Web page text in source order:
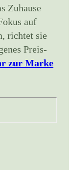
Zuhause
auf
richtet sie
Preis-
zur Marke